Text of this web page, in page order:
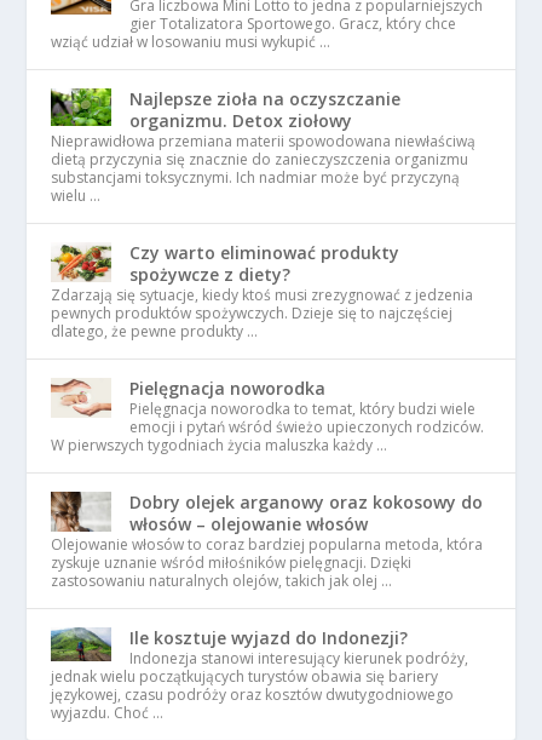
Gra liczbowa Mini Lotto to jedna z popularniejszych
gier Totalizatora Sportowego. Gracz, który chce
wziąć udział w losowaniu musi wykupić …
Najlepsze zioła na oczyszczanie
organizmu. Detox ziołowy
Nieprawidłowa przemiana materii spowodowana niewłaściwą
dietą przyczynia się znacznie do zanieczyszczenia organizmu
substancjami toksycznymi. Ich nadmiar może być przyczyną
wielu …
Czy warto eliminować produkty
spożywcze z diety?
Zdarzają się sytuacje, kiedy ktoś musi zrezygnować z jedzenia
pewnych produktów spożywczych. Dzieje się to najczęściej
dlatego, że pewne produkty …
Pielęgnacja noworodka
Pielęgnacja noworodka to temat, który budzi wiele
emocji i pytań wśród świeżo upieczonych rodziców.
W pierwszych tygodniach życia maluszka każdy …
Dobry olejek arganowy oraz kokosowy do
włosów – olejowanie włosów
Olejowanie włosów to coraz bardziej popularna metoda, która
zyskuje uznanie wśród miłośników pielęgnacji. Dzięki
zastosowaniu naturalnych olejów, takich jak olej …
Ile kosztuje wyjazd do Indonezji?
Indonezja stanowi interesujący kierunek podróży,
jednak wielu początkujących turystów obawia się bariery
językowej, czasu podróży oraz kosztów dwutygodniowego
wyjazdu. Choć …